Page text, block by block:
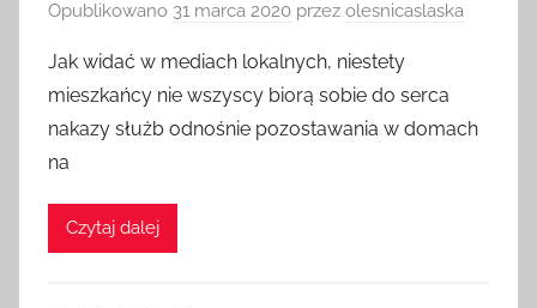
Opublikowano 31 marca 2020 przez olesnicaslaska
Jak widać w mediach lokalnych, niestety
mieszkańcy nie wszyscy biorą sobie do serca
nakazy służb odnośnie pozostawania w domach
na
Czytaj dalej